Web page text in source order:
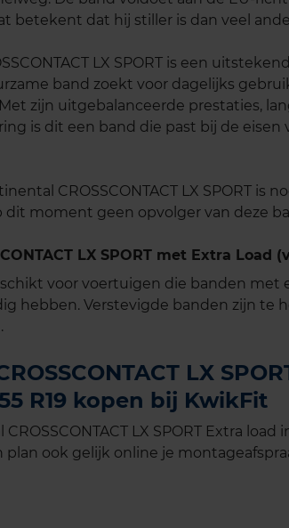
betekent dat hij stiller is dan veel
LX SPORT is een
band zoekt voor dagelijks
zijn uitgebalanceerde prestaties,
is dit een band die past bij de eisen
CROSSCONTACT LX SPORT is
dit moment geen opvolger van deze
LX SPORT met Extra Load
voor voertuigen die banden met
hebben. Verstevigde banden zijn te
LX
R19 kopen bij KwikFit
LX SPORT Extra load
ook gelijk online je